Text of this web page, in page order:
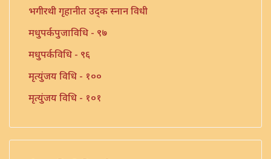
भगीरथी गृहानीत उद्क स्नान विधी
मधुपर्कपुजाविधि - ९७
मधुपर्कविधि - ९६
मृत्युंजय विधि - १००
मृत्युंजय विधि - १०१
संन्यास प्रार्थना विधि - ७